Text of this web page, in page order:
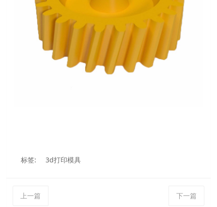
标签: 3d打印模具
上一篇 下一篇